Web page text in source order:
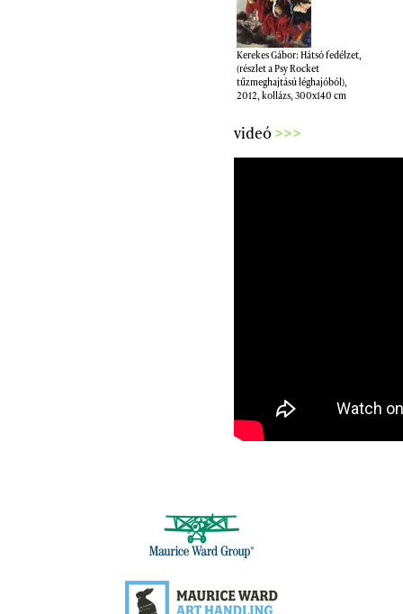
Kerekes Gábor: Hátsó fedélzet,
(részlet a Psy Rocket
tűzmeghajtású léghajóból),
2012, kollázs, 300x140 cm
videó>>>